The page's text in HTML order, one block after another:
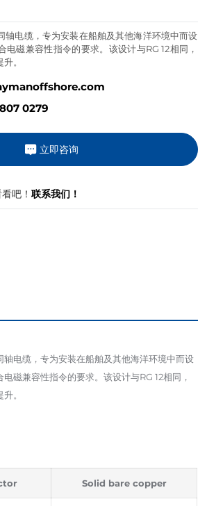
轴电缆，专为安装在船舶及其他海洋环境中而设
电磁兼容性指令的要求。该设计与RG 12相同，
。
0279
立即咨询
吧！联系我们！
轴电缆，专为安装在船舶及其他海洋环境中而设
磁兼容性指令的要求。该设计与RG 12相同，
。
Solid bare copper